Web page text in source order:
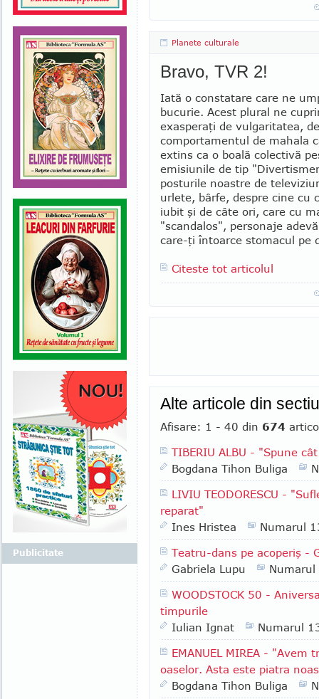
Planete culturale
Bravo, TVR 2!
Iată o constatare care ne
bucurie. Acest plural ne
exasperaţi de vulgaritatea,
comportamentul de mahala
extins ca o boală colectivă
emisiunile de tip
posturile noastre de
urlete, bârfe, despre cine cu
iubit şi de câte ori, care cu
"scandalos", personaje
care-ţi întoarce stomacul pe
Citeste tot articolul
Alte articole din
Afisare: 1 - 40 din 674
TIBERIU ALBU - "Spune
Bogdana Tihon Buliga
LIVIU TEODORESCU -
reparat"
Ines Hristea
Numarul
Teatru-dans pe acoperiş -
Gabriela Lupu
WOODSTOCK 50 -
timpurile
Iulian Ignat
Numarul
EMANUEL MIREA -
oaselor. Asta este piatra
Bogdana Tihon Buliga
Publicitate